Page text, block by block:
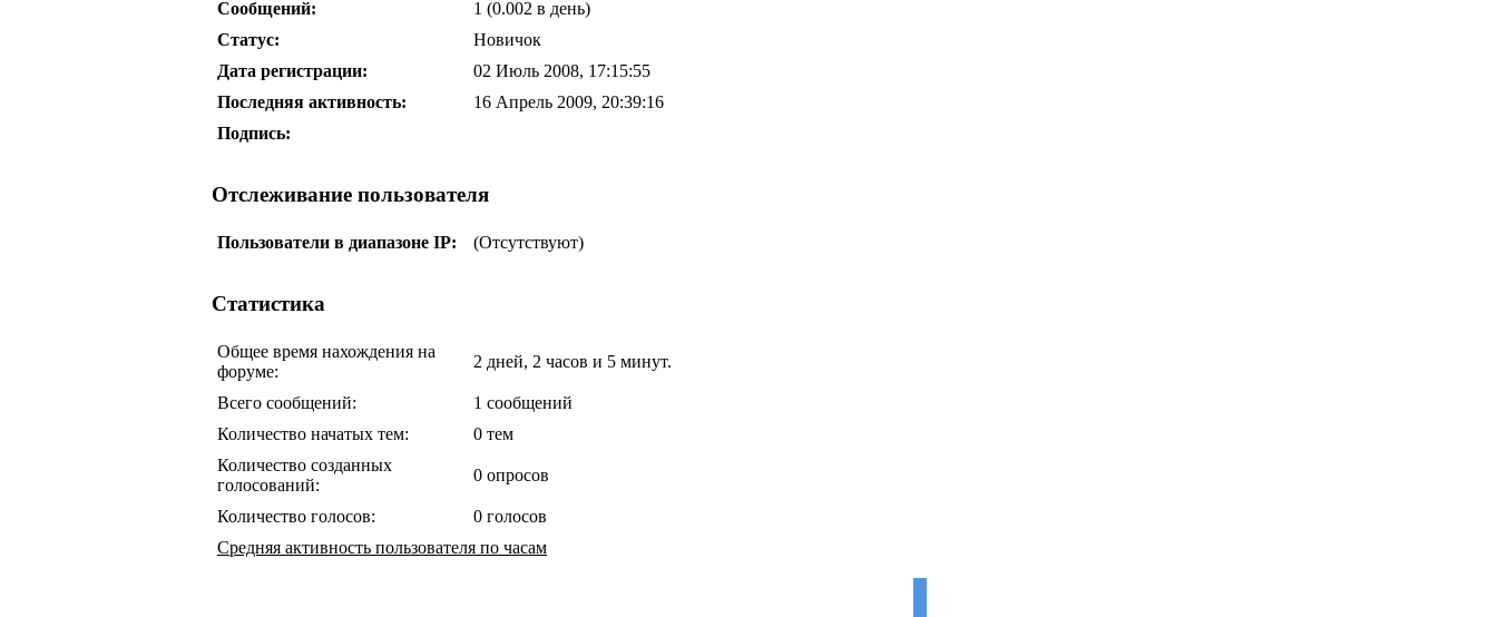
Сообщений:
1 (0.002 в день)
Статус:
Новичок
Дата регистрации:
02 Июль 2008, 17:15:55
Последняя активность:
16 Апрель 2009, 20:39:16
Подпись:
Отслеживание пользователя
Пользователи в диапазоне IP: (Отсутствуют)
Статистика
Общее время нахождения на
форуме:
2 дней, 2 часов и 5 минут.
Всего сообщений:
1 сообщений
Количество начатых тем:
0 тем
Количество созданных
голосований:
0 опросов
Количество голосов:
0 голосов
Средняя активность пользователя по часам